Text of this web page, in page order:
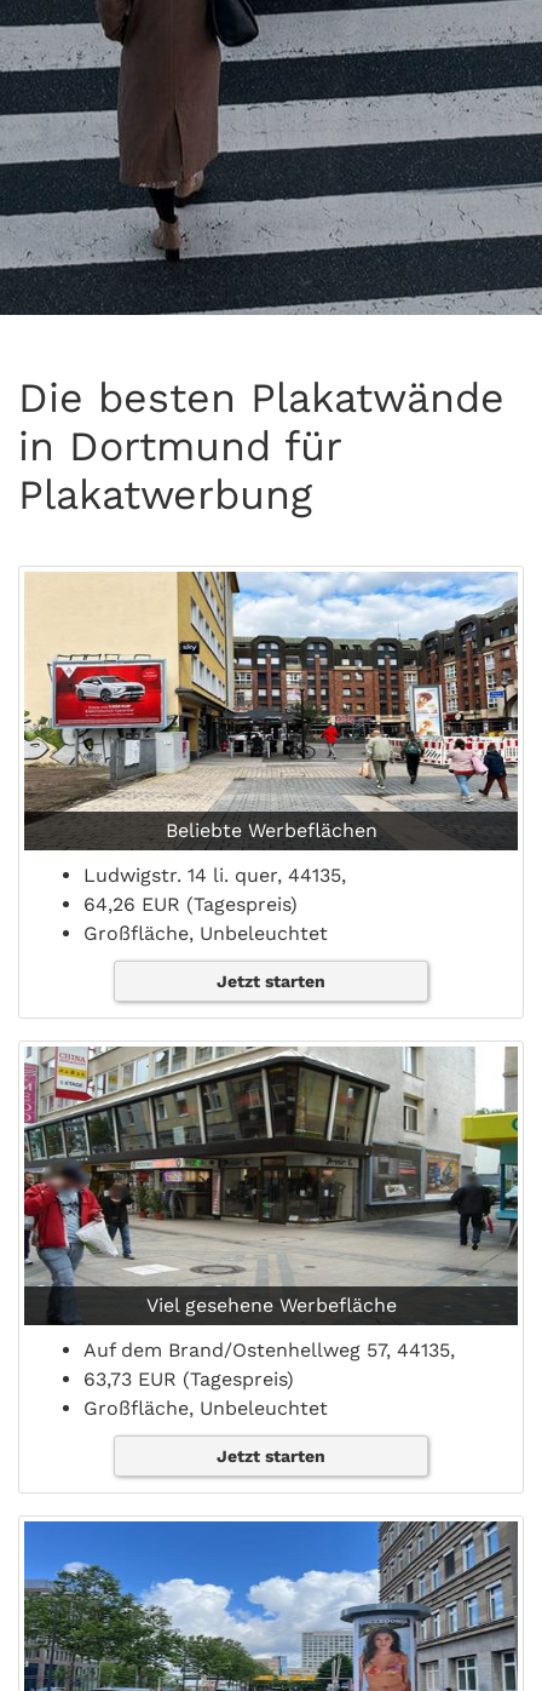
Die besten Plakatwände
in Dortmund für
Plakatwerbung
Beliebte Werbeflächen
Ludwigstr. 14 li. quer, 44135,
64,26 EUR (Tagespreis)
Großfläche, Unbeleuchtet
Jetzt starten
Viel gesehene Werbefläche
Auf dem Brand/Ostenhellweg 57, 44135,
63,73 EUR (Tagespreis)
Großfläche, Unbeleuchtet
Jetzt starten